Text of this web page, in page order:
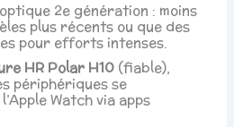
2e génération : moins
plus récents ou que des
pour efforts intenses.
HR Polar H10 (fiable),
périphériques se
Watch via apps